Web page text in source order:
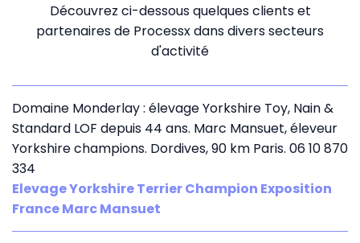
Découvrez ci-dessous quelques clients et
partenaires de Processx dans divers secteurs
d'activité
Domaine Monderlay : élevage Yorkshire Toy, Nain &
Standard LOF depuis 44 ans. Marc Mansuet, éleveur
Yorkshire champions. Dordives, 90 km Paris. 06 10 870
334
Elevage Yorkshire Terrier Champion Exposition
France Marc Mansuet